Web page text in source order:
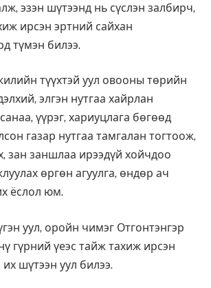
эзэн шүтээнд нь сүслэн залбирч,
ирсэн эртний сайхан
түмэн билээ.
түүхтэй уул овооны төрийн
элгэн нутгаа хайрлан
үүрэг, хариуцлага бөгөөд
газар нутгаа тамгалан тогтоож,
зан заншлаа ирээдүй хойчдоо
өргөн агуулга, өндөр ач
ёслол юм.
уул, оройн чимэг Отгонтэнгэр
гүрний үеэс тайж тахиж ирсэн
шүтээн уул билээ.